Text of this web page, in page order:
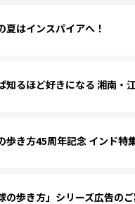
夏はインスパイアへ！
知るほど好きになる 湘南・
歩き方45周年記念 インド特
の歩き方」シリーズ広告の